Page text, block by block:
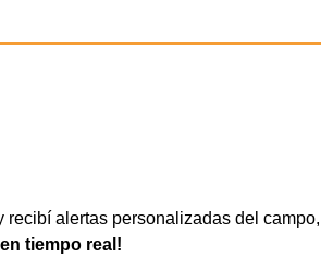
alertas personalizadas del
tiempo real!